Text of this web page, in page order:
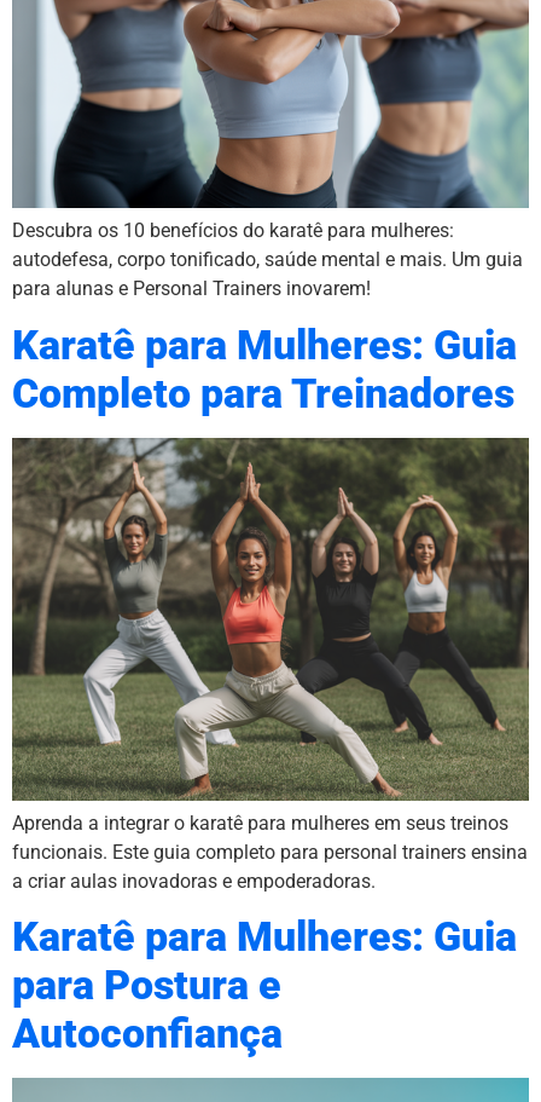
Descubra os 10 benefícios do karatê para mulheres:
autodefesa, corpo tonificado, saúde mental e mais. Um guia
para alunas e Personal Trainers inovarem!
Karatê para Mulheres: Guia
Completo para Treinadores
Aprenda a integrar o karatê para mulheres em seus treinos
funcionais. Este guia completo para personal trainers ensina
a criar aulas inovadoras e empoderadoras.
Karatê para Mulheres: Guia
para Postura e
Autoconfiança